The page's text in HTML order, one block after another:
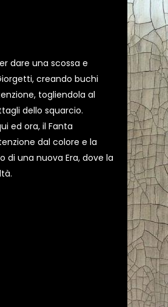
dare una scossa e
creando buchi
togliendola al
dello squarcio.
ed ora, il Fanta
dal colore e la
una nuova Era, dove la